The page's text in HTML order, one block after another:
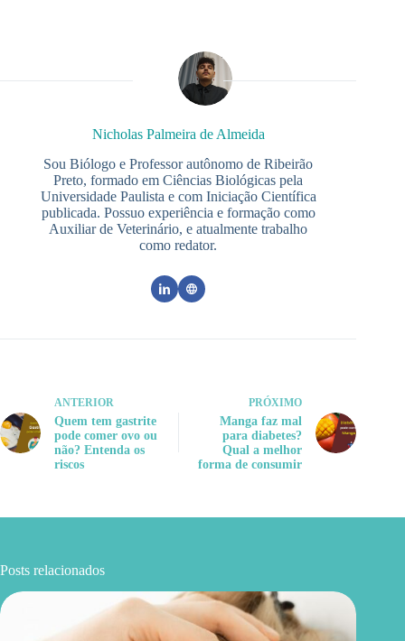
Nicholas Palmeira de Almeida
Sou Biólogo e Professor autônomo de Ribeirão
Preto, formado em Ciências Biológicas pela
Universidade Paulista e com Iniciação Científica
publicada. Possuo experiência e formação como
Auxiliar de Veterinário, e atualmente trabalho
como redator.
ANTERIOR
Quem tem gastrite
pode comer ovo ou
não? Entenda os
riscos
PRÓXIMO
Manga faz mal
para diabetes?
Qual a melhor
forma de consumir
Posts relacionados